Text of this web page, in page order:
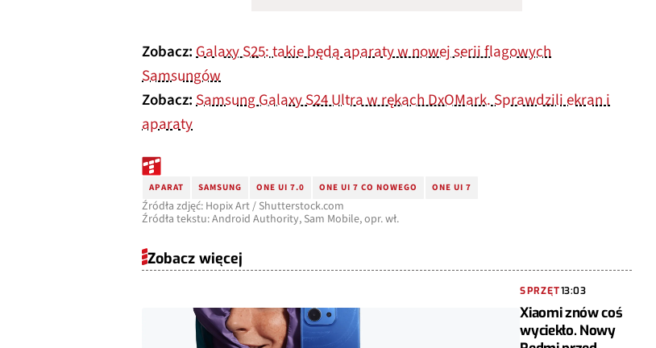
Zobacz:Galaxy S25: takie będą aparaty w nowej serii flagowych
Samsungów
Zobacz:Samsung Galaxy S24 Ultra w rękach DxOMark. Sprawdzili ekran i
aparaty
APARAT SAMSUNG ONE UI 7.0 ONE UI 7 CO NOWEGO ONE UI 7
Źródła zdjęć: Hopix Art / Shutterstock.com
Źródła tekstu: Android Authority, Sam Mobile, opr. wł.
Zobacz więcej
SPRZĘT13:03
Xiaomi znów coś
wyciekło. Nowy